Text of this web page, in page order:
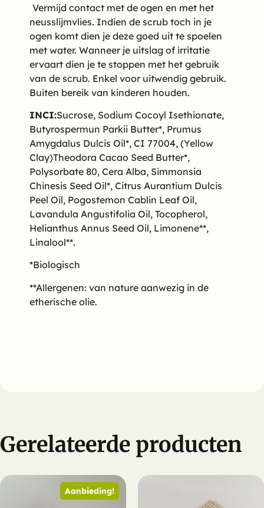
Vermijd contact met de ogen en met het
neusslijmvlies. Indien de scrub toch in je
ogen komt dien je deze goed uit te spoelen
met water. Wanneer je uitslag of irritatie
ervaart dien je te stoppen met het gebruik
van de scrub. Enkel voor uitwendig gebruik.
Buiten bereik van kinderen houden.
INCI:Sucrose, Sodium Cocoyl Isethionate,
Butyrospermun Parkii Butter*, Prumus
Amygdalus Dulcis Oil*, CI 77004, (Yellow
Clay)Theodora Cacao Seed Butter*,
Polysorbate 80, Cera Alba, Simmonsia
Chinesis Seed Oil*, Citrus Aurantium Dulcis
Peel Oil, Pogostemon Cablin Leaf Oil,
Lavandula Angustifolia Oil, Tocopherol,
Helianthus Annus Seed Oil, Limonene**,
Linalool**.
*Biologisch
**Allergenen: van nature aanwezig in de
etherische olie.
Gerelateerde producten
Aanbieding!